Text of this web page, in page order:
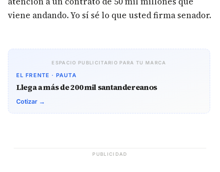
viene andando. Yo sí sé lo que usted firma senador.
ESPACIO PUBLICITARIO PARA TU MARCA
EL FRENTE · PAUTA
Llega a más de 200 mil santandereanos
Cotizar →
PUBLICIDAD